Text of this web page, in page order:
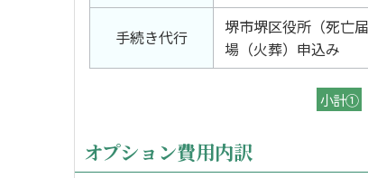
手続き代行
堺市堺区役所（死亡
場（火葬）申込み
小計①
オプション費用内訳